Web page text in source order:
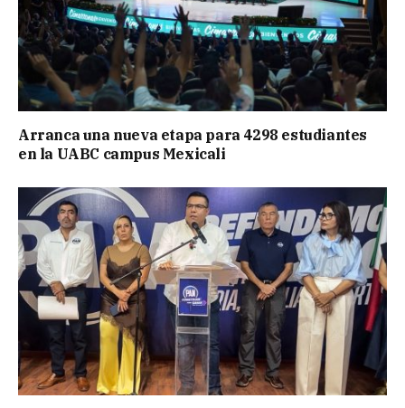
Arranca una nueva etapa para 4298 estudiantes
en la UABC campus Mexicali